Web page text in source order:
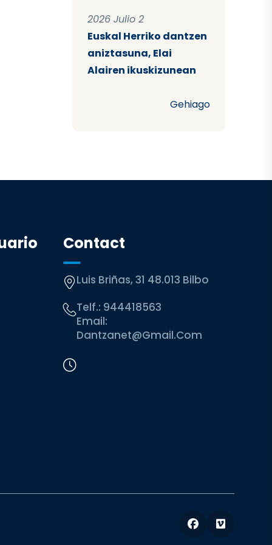
2026 Julio 2
Euskal Herriko dantzen
aniztasuna, Elai
Alairen ikuskizunean
Gehiago
Contact
Luis Briñas, 31 48.013 Bilbo
Telf.: 944418563
Email:
Dantzanet@gmail.com
Facebook
Vimeo